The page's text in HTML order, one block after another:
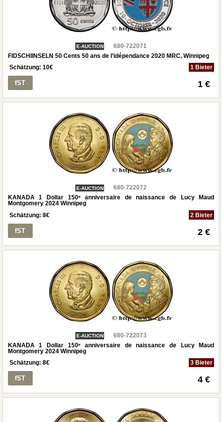
E-AUCTION
680-722071
FIDSCHIINSELN 50 Cents 50 ans de l’idépendance 2020 MRC, Winnipeg
Schätzung: 10€ 1 Bieter
fST 1 €
E-AUCTION
680-722072
KANADA 1 Dollar 150ᵉ anniversaire de naissance de Lucy Maud
Montgomery 2024 Winnipeg
Schätzung: 8€ 2 Bieter
fST 2 €
E-AUCTION
680-722073
KANADA 1 Dollar 150ᵉ anniversaire de naissance de Lucy Maud
Montgomery 2024 Winnipeg
Schätzung: 8€ 3 Bieter
fST 4 €